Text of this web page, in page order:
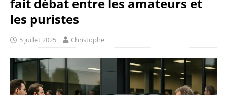
les puristes
5 juillet 2025 Christophe